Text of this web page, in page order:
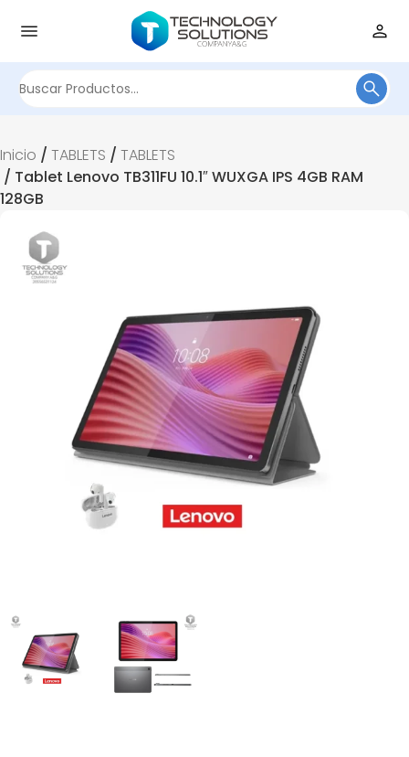
Inicio / TABLETS / TABLETS
/ Tablet Lenovo TB311FU 10.1″ WUXGA IPS 4GB RAM
128GB